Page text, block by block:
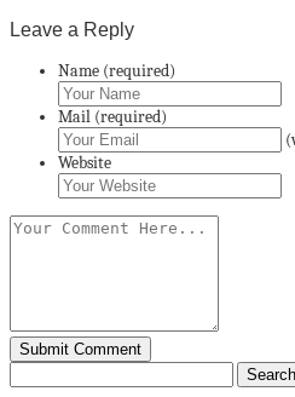
Leave a Reply
Name (required)
Mail (required)
Website